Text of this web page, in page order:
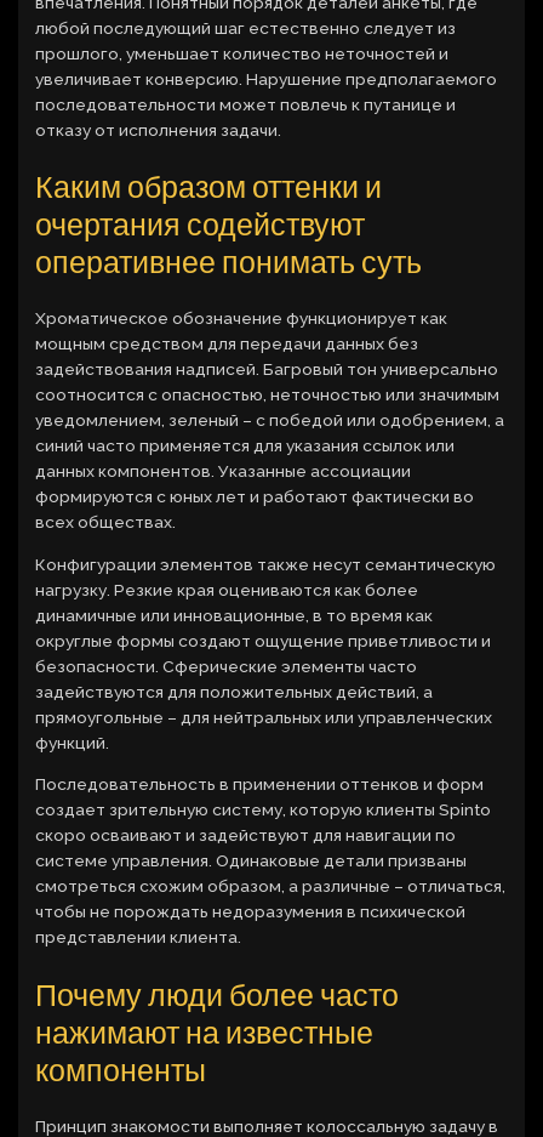
любой последующий шаг естественно следует из
прошлого, уменьшает количество неточностей и
увеличивает конверсию. Нарушение предполагаемого
последовательности может повлечь к путанице и
отказу от исполнения задачи.
Каким образом оттенки и
очертания содействуют
оперативнее понимать суть
Хроматическое обозначение функционирует как
мощным средством для передачи данных без
задействования надписей. Багровый тон универсально
соотносится с опасностью, неточностью или значимым
уведомлением, зеленый – с победой или одобрением, а
синий часто применяется для указания ссылок или
данных компонентов. Указанные ассоциации
формируются с юных лет и работают фактически во
всех обществах.
Конфигурации элементов также несут семантическую
нагрузку. Резкие края оцениваются как более
динамичные или инновационные, в то время как
округлые формы создают ощущение приветливости и
безопасности. Сферические элементы часто
задействуются для положительных действий, а
прямоугольные – для нейтральных или управленческих
функций.
Последовательность в применении оттенков и форм
создает зрительную систему, которую клиенты Spinto
скоро осваивают и задействуют для навигации по
системе управления. Одинаковые детали призваны
смотреться схожим образом, а различные – отличаться,
чтобы не порождать недоразумения в психической
представлении клиента.
Почему люди более часто
нажимают на известные
компоненты
Принцип знакомости выполняет колоссальную задачу в